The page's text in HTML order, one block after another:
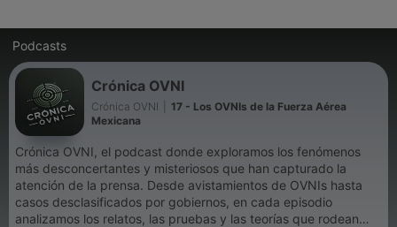
Podcasts
Crónica OVNI
Crónica OVNI
17 - Los OVNIs de la Fuerza Aérea
Mexicana
Crónica OVNI, el podcast donde exploramos los fenómenos
más desconcertantes y misteriosos que han capturado la
atención de la prensa. Desde avistamientos de OVNIs hasta
casos desclasificados por gobiernos, en cada episodio
analizamos los relatos, las pruebas y las teorías que rodean